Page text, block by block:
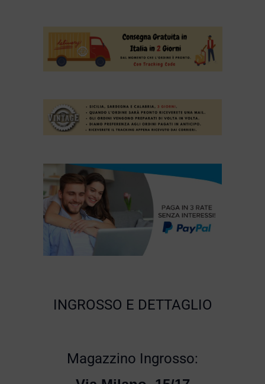
INGROSSO E DETTAGLIO
Magazzino Ingrosso: